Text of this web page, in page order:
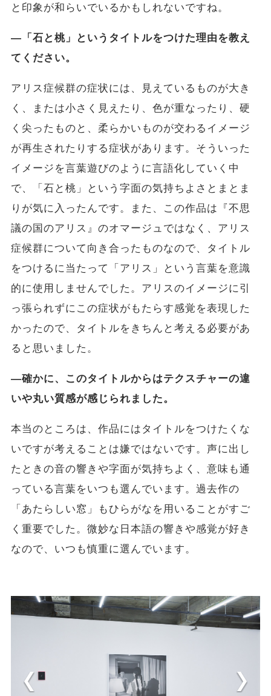
と印象が和らいでいるかもしれないですね。
―「石と桃」というタイトルをつけた理由を教え
てください。
アリス症候群の症状には、見えているものが大き
く、または小さく見えたり、色が重なったり、硬
く尖ったものと、柔らかいものが交わるイメージ
が再生されたりする症状があります。そういった
イメージを言葉遊びのように言語化していく中
で、「石と桃」という字面の気持ちよさとまとま
りが気に入ったんです。また、この作品は『不思
議の国のアリス』のオマージュではなく、アリス
症候群について向き合ったものなので、タイトル
をつけるに当たって「アリス」という言葉を意識
的に使用しませんでした。アリスのイメージに引
っ張られずにこの症状がもたらす感覚を表現した
かったので、タイトルをきちんと考える必要があ
ると思いました。
―確かに、このタイトルからはテクスチャーの違
いや丸い質感が感じられました。
本当のところは、作品にはタイトルをつけたくな
いですが考えることは嫌ではないです。声に出し
たときの音の響きや字面が気持ちよく、意味も通
っている言葉をいつも選んでいます。過去作の
「あたらしい窓」もひらがなを用いることがすご
く重要でした。微妙な日本語の響きや感覚が好き
なので、いつも慎重に選んでいます。